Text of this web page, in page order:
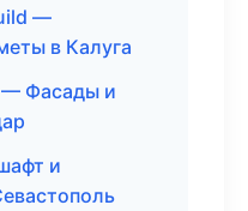
—
в Калуга
— Фасады и
и